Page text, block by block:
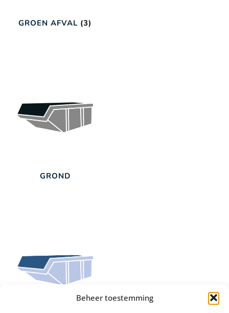
Beheer toestemming
GROEN AFVAL (3)
GROND